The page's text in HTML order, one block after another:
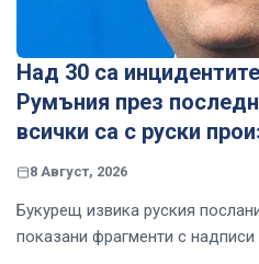
Над 30 са
Румъния през
всички са с руски
8 Август, 2026
Букурещ извика руския
показани фрагменти с надписи